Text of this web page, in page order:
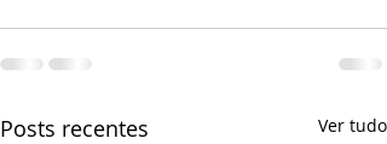
Posts recentes Ver tudo